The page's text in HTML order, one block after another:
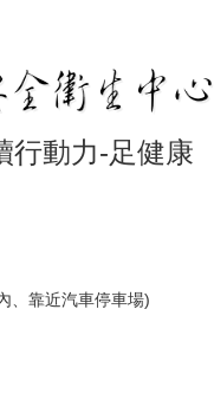
行動力-足健康
、靠近汽車停車場)